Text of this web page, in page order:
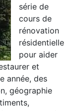
série de
cours de
rénovation
résidentielle
pour aider
et
année, des
géographie